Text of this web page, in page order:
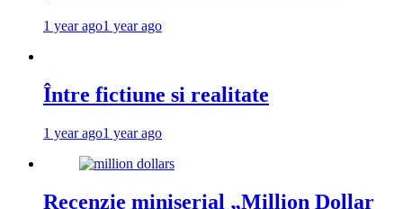
1 year ago1 year ago
Între fictiune si realitate
1 year ago1 year ago
Recenzie miniserial „Million Dollar